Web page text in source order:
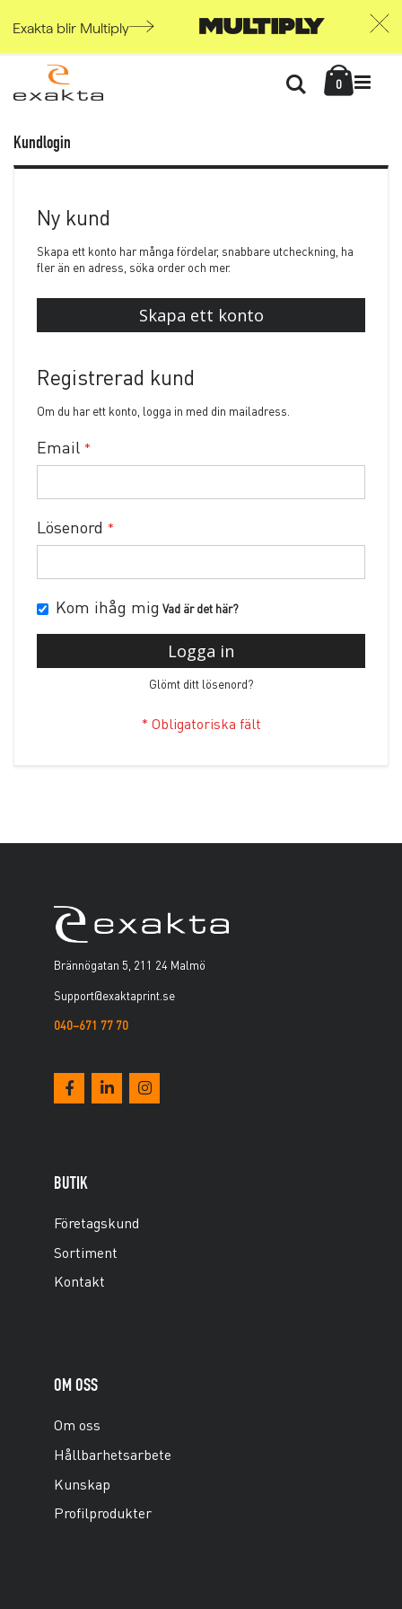
Exakta blir Multiply
Content
0items
Söka
Kundlogin
Ny kund
Skapa ett konto har många fördelar, snabbare utcheckning, ha
fler än en adress, söka order och mer.
Skapa ett konto
Registrerad kund
Om du har ett konto, logga in med din mailadress.
Email
Lösenord
Kom ihåg mig Vad är det här?
Logga in
Glömt ditt lösenord?
Brännögatan 5, 211 24 Malmö
Support@exaktaprint.se
040–671 77 70
BUTIK
Företagskund
Sortiment
Kontakt
OM OSS
Om oss
Hållbarhetsarbete
Kunskap
Profilprodukter